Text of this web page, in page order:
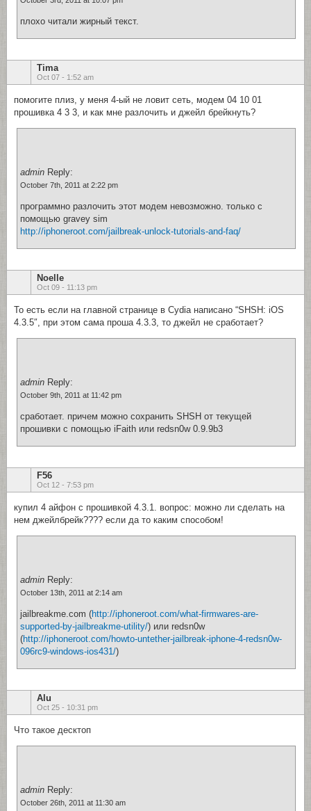
плохо читали жирный текст.
Tima
Oct 07 - 1:52 am
помогите плиз, у меня 4-ый не ловит сеть, модем 04 10 01
прошивка 4 3 3, и как мне разлочить и джейл брейкнуть?
admin Reply:
October 7th, 2011 at 2:22 pm
программно разлочить этот модем невозможно. только с
помощью gravey sim
http://iphoneroot.com/jailbreak-unlock-tutorials-and-faq/
Noelle
Oct 09 - 11:13 pm
То есть если на главной странице в Сydia написано “SHSH: iOS
4.3.5″, при этом сама проша 4.3.3, то джейл не сработает?
admin Reply:
October 9th, 2011 at 11:42 pm
сработает. причем можно сохранить SHSH от текущей
прошивки с помощью iFaith или redsn0w 0.9.9b3
F56
Oct 12 - 7:53 pm
купил 4 айфон с прошивкой 4.3.1. вопрос: можно ли сделать на
нем джейлбрейк???? если да то каким способом!
admin Reply:
October 13th, 2011 at 2:14 am
jailbreakme.com (http://iphoneroot.com/what-firmwares-are-
supported-by-jailbreakme-utility/) или redsn0w
(http://iphoneroot.com/howto-untether-jailbreak-iphone-4-redsn0w-
096rc9-windows-ios431/)
Alu
Oct 25 - 10:31 pm
Что такое десктоп
admin Reply:
October 26th, 2011 at 11:30 am